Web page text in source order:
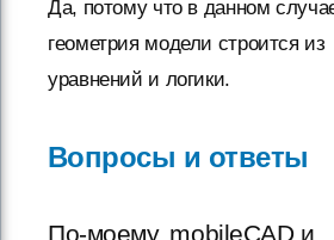
Да, потому что в данном
геометрия модели строится из
уравнений и логики.
Вопросы и ответы
По-моему, mobileCAD и